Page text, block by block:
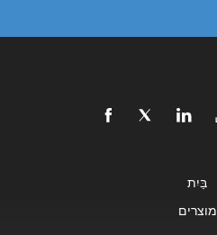
בַּיִת
מוצרים